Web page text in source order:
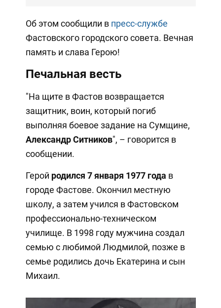
Об этом сообщили в пресс-службе
Фастовского городского совета. Вечная
память и слава Герою!
Печальная весть
"На щите в Фастов возвращается
защитник, воин, который погиб
выполняя боевое задание на Сумщине,
Александр Ситников", – говорится в
сообщении.
Герой родился 7 января 1977 года в
городе Фастове. Окончил местную
школу, а затем учился в Фастовском
профессионально-техническом
училище. В 1998 году мужчина создал
семью с любимой Людмилой, позже в
семье родились дочь Екатерина и сын
Михаил.